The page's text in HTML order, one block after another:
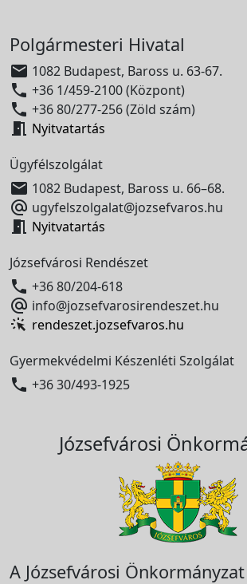
Polgármesteri Hivatal
 1082 Budapest, Baross u. 63-67.
 +36 1/459-2100 (Központ)
 +36 80/277-256 (Zöld szám)
 Nyitvatartás
Ügyfélszolgálat
 1082 Budapest, Baross u. 66–68.
 ugyfelszolgalat@jozsefvaros.hu
 Nyitvatartás
Józsefvárosi Rendészet
 +36 80/204-618
 info@jozsefvarosirendeszet.hu
rendeszet.jozsefvaros.hu
Gyermekvédelmi Készenléti Szolgálat
 +36 30/493-1925
Józsefvárosi
A Józsefvárosi